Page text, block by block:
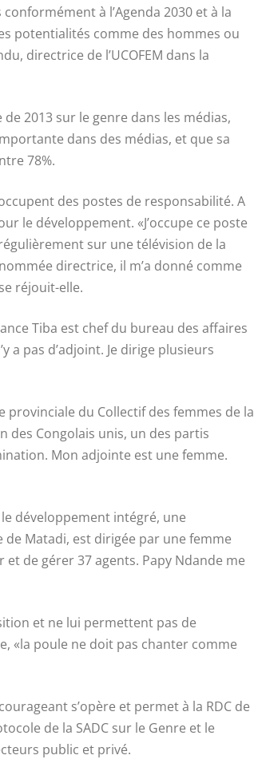
à l’Agenda 2030 et à la
potentialités comme des hommes ou
directrice de l’UCOFEM dans la
2013 sur le genre dans les médias,
dans des médias, et que sa
78%.
des postes de responsabilité. A
le développement. «J’occupe ce poste
sur une télévision de la
directrice, il m’a donné comme
réjouit-elle.
Tiba est chef du bureau des affaires
a pas d’adjoint. Je dirige plusieurs
provinciale du Collectif des femmes de la
des Congolais unis, un des partis
Mon adjointe est une femme.
développement intégré, une
Matadi, est dirigée par une femme
et de gérer 37 agents. Papy Ndande me
et ne lui permettent pas de
«la poule ne doit pas chanter comme
s’opère et permet à la RDC de
de la SADC sur le Genre et le
public et privé.